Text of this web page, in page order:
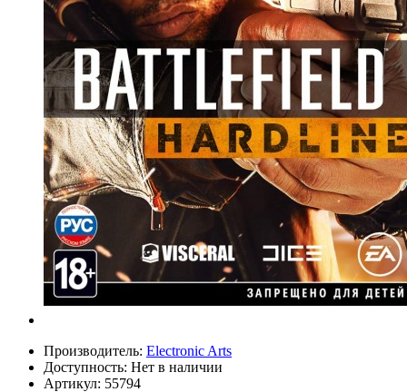
Производитель: Electronic Arts
Доступность: Нет в наличии
Артикул: 55794